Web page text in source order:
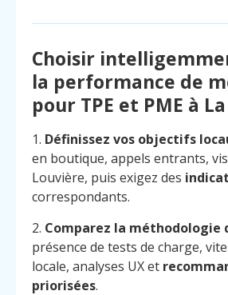
Choisir
la performance de
pour TPE et PME à
1. Définissez vos objectifs
en boutique, appels entrants,
Louvière, puis exigez des
correspondants.
2. Comparez la méthodologie
présence de tests de charge,
locale, analyses UX et
priorisées.